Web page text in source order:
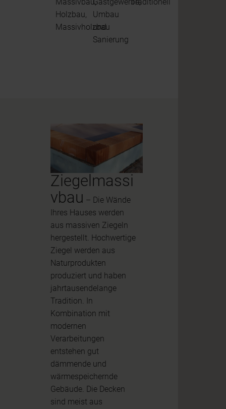
Holzbau,
Massivholzbau
Umbau
und
Sanierung
Ziegelmassi
vbau – Die Wände
Ihres Hauses werden
aus massiven Ziegeln
hergestellt. Hochwertige
Ziegel werden aus
Naturprodukten
produziert und haben
jahrtausendelange
Tradition. In
Kombination mit
modernen
Verarbeitungen
entstehen gut
dämmende und
wärmespeichernde
Gebäude. Die Decken
sind meist aus